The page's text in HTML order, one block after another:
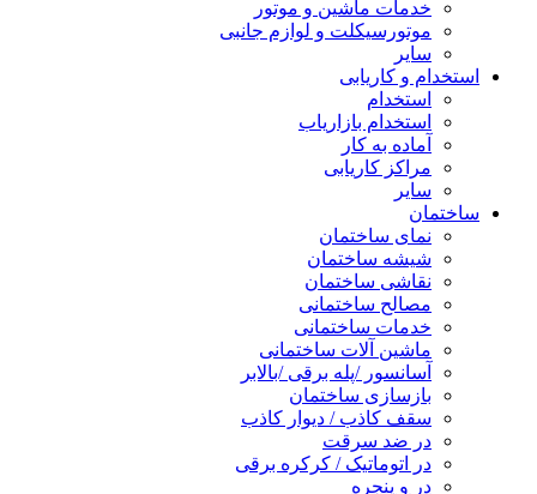
خدمات ماشین و موتور
موتورسیکلت و لوازم جانبی
سایر
استخدام و کاریابی
استخدام
استخدام بازاریاب
آماده به کار
مراکز کاریابی
سایر
ساختمان
نمای ساختمان
شیشه ساختمان
نقاشی ساختمان
مصالح ساختمانی
خدمات ساختمانی
ماشین آلات ساختمانی
آسانسور /پله برقی /بالابر
بازسازی ساختمان
سقف کاذب / دیوار کاذب
در ضد سرقت
در اتوماتیک / کرکره برقی
در و پنجره